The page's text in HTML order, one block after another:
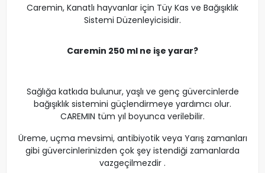
Caremin, Kanatlı hayvanlar için Tüy Kas ve Bağışıklık
Sistemi Düzenleyicisidir.
Caremin 250 ml ne işe yarar?
Sağlığa katkıda bulunur, yaşlı ve genç güvercinlerde
bağışıklık sistemini güçlendirmeye yardımcı olur.
CAREMIN tüm yıl boyunca verilebilir.
Üreme, uçma mevsimi, antibiyotik veya Yarış zamanları
gibi güvercinlerinizden çok şey istendiği zamanlarda
vazgeçilmezdir .